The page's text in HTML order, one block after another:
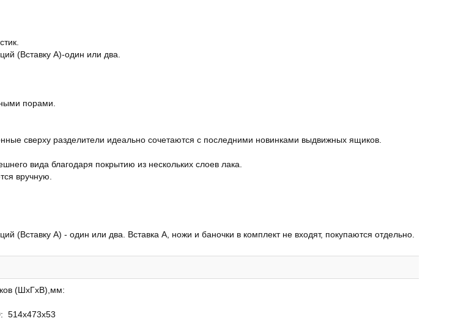
(Вставку А)-один или два.
порами.
сверху разделители идеально сочетаются с последними новинками выдвижных ящиков.
вида благодаря покрытию из нескольких слоев лака.
вручную.
(Вставку А) - один или два. Вставка А, ножи и баночки в комплект не входят, покупаются отдельно.
(ШхГхВ),мм:
514х473х53